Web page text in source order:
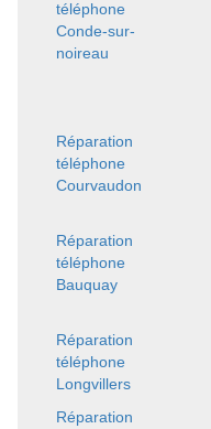
téléphone
Conde-sur-
noireau
Réparation
téléphone
Courvaudon
Réparation
téléphone
Bauquay
Réparation
téléphone
Longvillers
Réparation